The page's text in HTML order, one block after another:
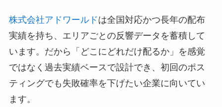
株式会社アドワールドは全国対応かつ長年の配布
実績を持ち、エリアごとの反響データを蓄積して
います。だから「どこにどれだけ配るか」を感覚
ではなく過去実績ベースで設計でき、初回のポス
ティングでも失敗確率を下げたい企業に向いてい
ます。